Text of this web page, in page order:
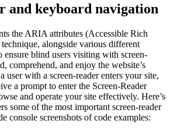
and keyboard navigation
the ARIA attributes (Accessible Rich
alongside various different
ensure blind users visiting with screen-
comprehend, and enjoy the website’s
user with a screen-reader enters your site,
a prompt to enter the Screen-Reader
and operate your site effectively. Here’s
some of the most important screen-reader
console screenshots of code examples: